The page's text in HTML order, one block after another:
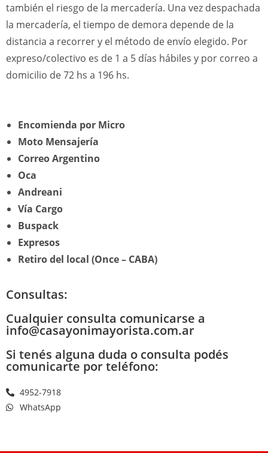
también el riesgo de la mercadería. Una vez despachada
la mercadería, el tiempo de demora depende de la
distancia a recorrer y el método de envío elegido. Por
expreso/colectivo es de 1 a 5 días hábiles y por correo a
domicilio de 72 hs a 196 hs.
Encomienda por Micro
Moto Mensajería
Correo Argentino
Oca
Andreani
Vía Cargo
Buspack
Expresos
Retiro del local (Once – CABA)
Consultas:
Cualquier consulta comunicarse a
info@casayonimayorista.com.ar
Si tenés alguna duda o consulta podés
comunicarte por teléfono:
4952-7918
WhatsApp